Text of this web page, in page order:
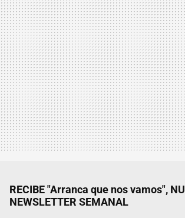
RECIBE "Arranca que nos vamos",
NEWSLETTER SEMANAL